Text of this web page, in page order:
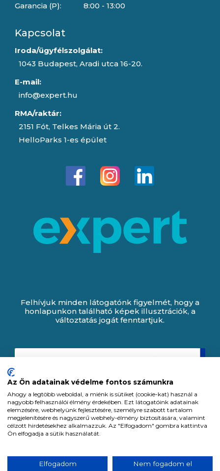
Garancia (P):
8:00 - 13:00
Kapcsolat
Iroda/ügyfélszolgálat:
1043 Budapest, Aradi utca 16-20.
E-mail:
info@expert.hu
RMA/raktár:
2151 Fót, Telkes Mária út 2.
HelloParks 1-es épület
Felhívjuk minden látogatónk figyelmét, hogy a
honlapunkon található képek illusztrációk, a
változtatás jogát fenntartjuk.
Minden jog fenntartva. All rights reserved.
Az Ön adatainak védelme fontos számunkra
Ahogy a legtöbb weboldal, a miénk is sütiket (cookie-kat) használ a
nagyobb felhasználói élmény érdekében. Ezt látogatóink adatainak
elemzésére, webhelyünk fejlesztésére, személyre szabott tartalom
megjelenítésére és nagyszerű webhely-élmény biztosítására, valamint
célzott hirdetésekhez alkalmazzuk. Az "Elfogadom" gombra kattintva
Ön elfogadja a sütik használatát.
Elfogadom Nem fogadom el